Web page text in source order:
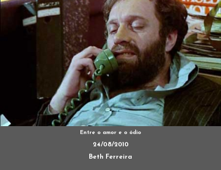
Entre o amor e o ódio
24/08/2010
Beth Ferreira